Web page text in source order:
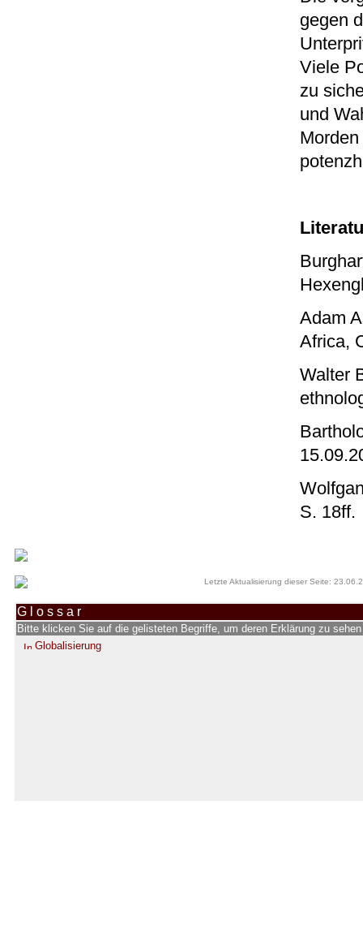
gegen
Viele
zu
und
Adam
Africa,
Walter
S. 18ff.
Letzte Aktualisierung dieser Seite:
G l o s s a r
Bitte klicken Sie auf die gelisteten Begriffe, um deren Erklärung zu
Globalisierung